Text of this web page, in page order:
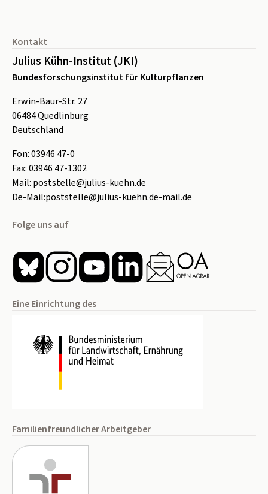
Kontakt
Julius Kühn-Institut (JKI)
Bundesforschungsinstitut für Kulturpflanzen
Erwin-Baur-Str. 27
06484Quedlinburg
Deutschland
Fon:03946 47-0
Fax:03946 47-1302
Mail: poststelle@julius-kuehn.de
De-Mail:poststelle@julius-kuehn.de-mail.de
Folge uns auf
Eine Einrichtung des
Familienfreundlicher Arbeitgeber